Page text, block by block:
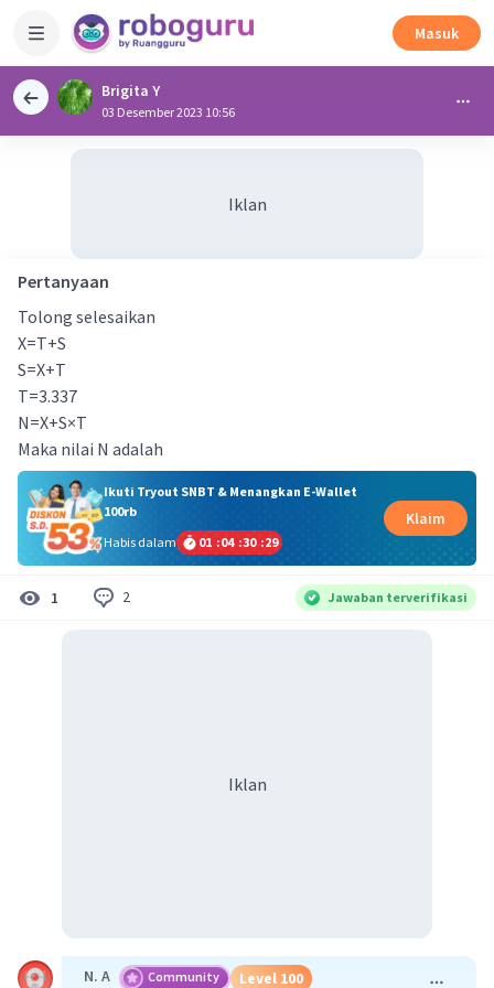
Masuk
Brigita Y
03 Desember 2023 10:56
Iklan
Pertanyaan
Tolong selesaikan
X=T+S
S=X+T
T=3.337
N=X+S×T
Maka nilai N adalah
Ikuti Tryout SNBT & Menangkan E-Wallet
100rb
Habis dalam
01 :04 :30 :29
Klaim
1 2 Jawaban terverifikasi
Iklan
N. A Community Level 100